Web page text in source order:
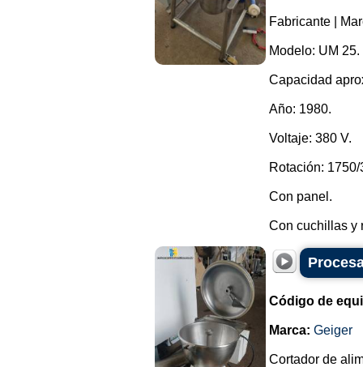
Fabricante |
Modelo: UM 25.
Capacidad
Año: 1980.
Voltaje: 380 V.
Rotación:
Con panel.
Con cuchillas y
Código de
Marca: Geiger
Cortador de